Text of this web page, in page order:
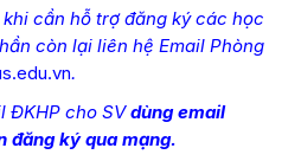
khi cần hỗ trợ đăng ký các học
còn lại liên hệ Email Phòng
.
ĐKHP cho SVdùng email
đăng ký qua mạng.